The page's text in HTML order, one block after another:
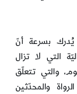
يُدرك بسرعة أنّ
التي لا تزال
والتي تتعلّق
والمحدّثين